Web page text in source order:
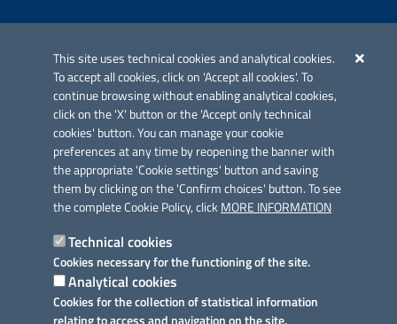
This site uses technical cookies and analytical cookies.
To accept all cookies, click on 'Accept all cookies'. To
continue browsing without enabling analytical cookies,
click on the 'X' button or the 'Accept only technical
cookies' button. You can manage your cookie
preferences at any time by reopening the banner with
the appropriate 'Cookie settings' button and saving
them by clicking on the 'Confirm choices' button. To see
the complete Cookie Policy, clickMORE INFORMATION
Technical cookies
Cookies necessary for the functioning of the site.
Analytical cookies
Cookies for the collection of statistical information
relating to access and navigation on the site.
Azione 2.3.
Link utili
Informativa privacy
Dichiarazione di accessibilità
Note legali